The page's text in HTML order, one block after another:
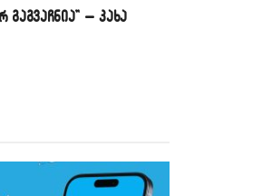
გაგვაჩნია” – კახა